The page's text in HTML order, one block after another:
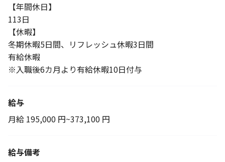
【年間休日】
113日
【休暇】
冬期休暇5日間、リフレッシュ休暇3日間
有給休暇
※入職後6カ月より有給休暇10日付与
給与
月給 195,000 円~373,100 円
給与備考